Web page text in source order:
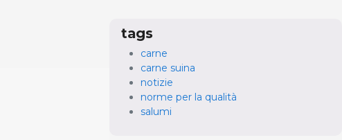
tags
carne
carne suina
notizie
norme per la qualità
salumi